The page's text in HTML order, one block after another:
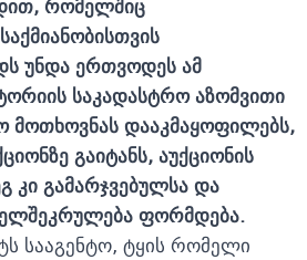
უნდაერთვოდესამ
საკადასტრო აზომვითი
მოთხოვნას დააკმაყოფილებს,
გაიტანს, აუქციონის
კი გამარჯვებულსა და
ფორმდება.
სააგენტო, ტყის რომელი